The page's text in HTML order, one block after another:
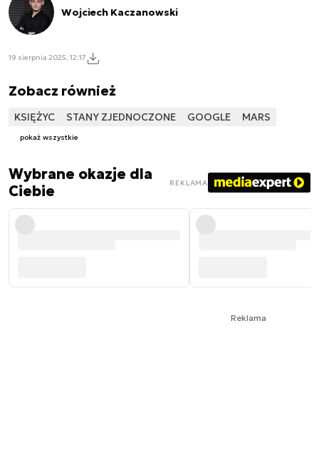
Wojciech Kaczanowski
19 sierpnia 2025, 12:17
Zobacz również
KSIĘŻYC STANY ZJEDNOCZONE GOOGLE MARS
pokaż wszystkie
Wybrane okazje dla
Ciebie
REKLAMA
Reklama